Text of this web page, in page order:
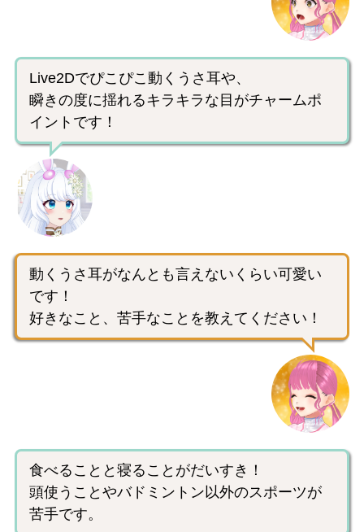
Live2Dでぴこぴこ動くうさ耳や、
瞬きの度に揺れるキラキラな目がチャームポ
イントです！
動くうさ耳がなんとも言えないくらい可愛い
です！
好きなこと、苦手なことを教えてください！
食べることと寝ることがだいすき！
頭使うことやバドミントン以外のスポーツが
苦手です。